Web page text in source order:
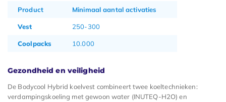
Product Minimaal aantal activaties
Vest 250-300
Coolpacks 10.000
Gezondheid en veiligheid
De Bodycool Hybrid koelvest combineert twee koeltechnieken:
verdampingskoeling met gewoon water (INUTEQ-H2O) en